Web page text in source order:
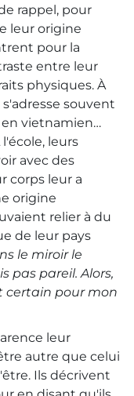
rappel, pour
leur origine
pour la
entre leur
physiques. À
souvent
en vietnamien…
leurs
avec des
corps leur a
origine
relier à du
de leur pays
le miroir le
pas pareil. Alors,
certain pour mon
leur
autre que celui
Ils décrivent